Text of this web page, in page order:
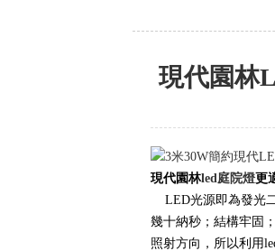
現代園林
現代園林led庭院燈更
LED光源即為發光
幾十納秒；結構牢固
照射方向，所以利用